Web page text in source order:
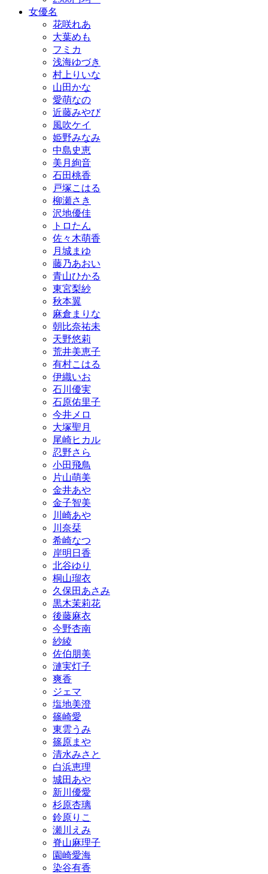
女優名
花咲れあ
大葉めも
フミカ
浅海ゆづき
村上りいな
山田かな
愛萌なの
近藤みやび
風吹ケイ
姫野みなみ
中島史恵
美月絢音
石田桃香
戸塚こはる
柳瀬さき
沢地優佳
トロたん
佐々木萌香
月城まゆ
藤乃あおい
青山ひかる
東宮梨紗
秋本翼
麻倉まりな
朝比奈祐未
天野悠莉
荒井美恵子
有村こはる
伊織いお
石川優実
石原佑里子
今井メロ
大塚聖月
尾崎ヒカル
忍野さら
小田飛鳥
片山萌美
金井あや
金子智美
川崎あや
川奈栞
希崎なつ
岸明日香
北谷ゆり
桐山瑠衣
久保田あさみ
黒木茉莉花
後藤麻衣
今野杏南
紗綾
佐伯朋美
漣実灯子
爽香
ジェマ
塩地美澄
篠崎愛
東雲うみ
篠原まや
清水みさと
白浜恵理
城田あや
新川優愛
杉原杏璃
鈴原りこ
瀬川えみ
脊山麻理子
園崎愛海
染谷有香